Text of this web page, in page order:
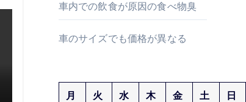
車内での飲食が原因の食べ物臭
車のサイズでも価格が異なる
月 火 水 木 金 土 日